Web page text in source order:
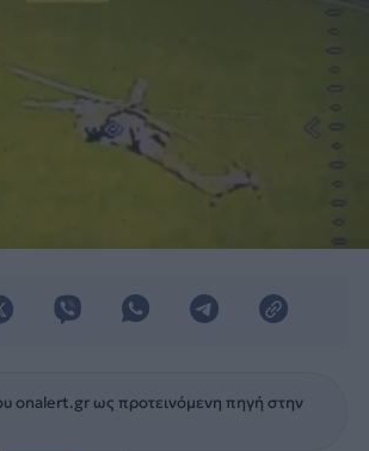
onalert.gr ως προτεινόμενη πηγή στην